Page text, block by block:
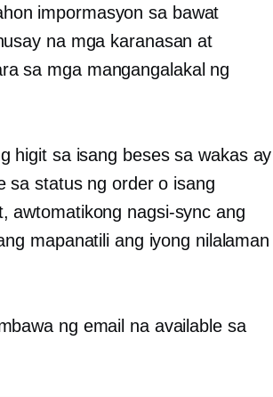
impormasyon sa bawat
na mga karanasan at
sa mga mangangalakal ng
higit sa isang beses sa wakas ay
sa status ng order o isang
awtomatikong nagsi-sync ang
mapanatili ang iyong nilalaman
ng email na available sa